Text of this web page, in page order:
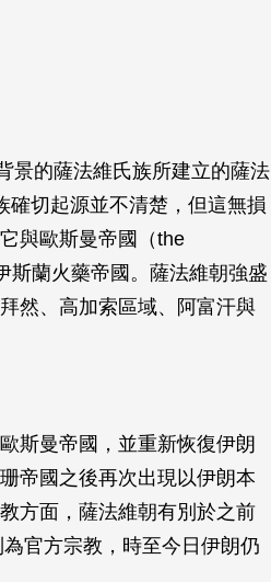
景的薩法維氏族所建立的薩法
確切起源並不清楚，但這無損
與歐斯曼帝國（the
斯蘭火藥帝國。薩法維朝強盛
然、高加索區域、阿富汗與
斯曼帝國，並重新恢復伊朗
帝國之後再次出現以伊朗本
方面，薩法維朝有別於之前
官方宗教，時至今日伊朗仍